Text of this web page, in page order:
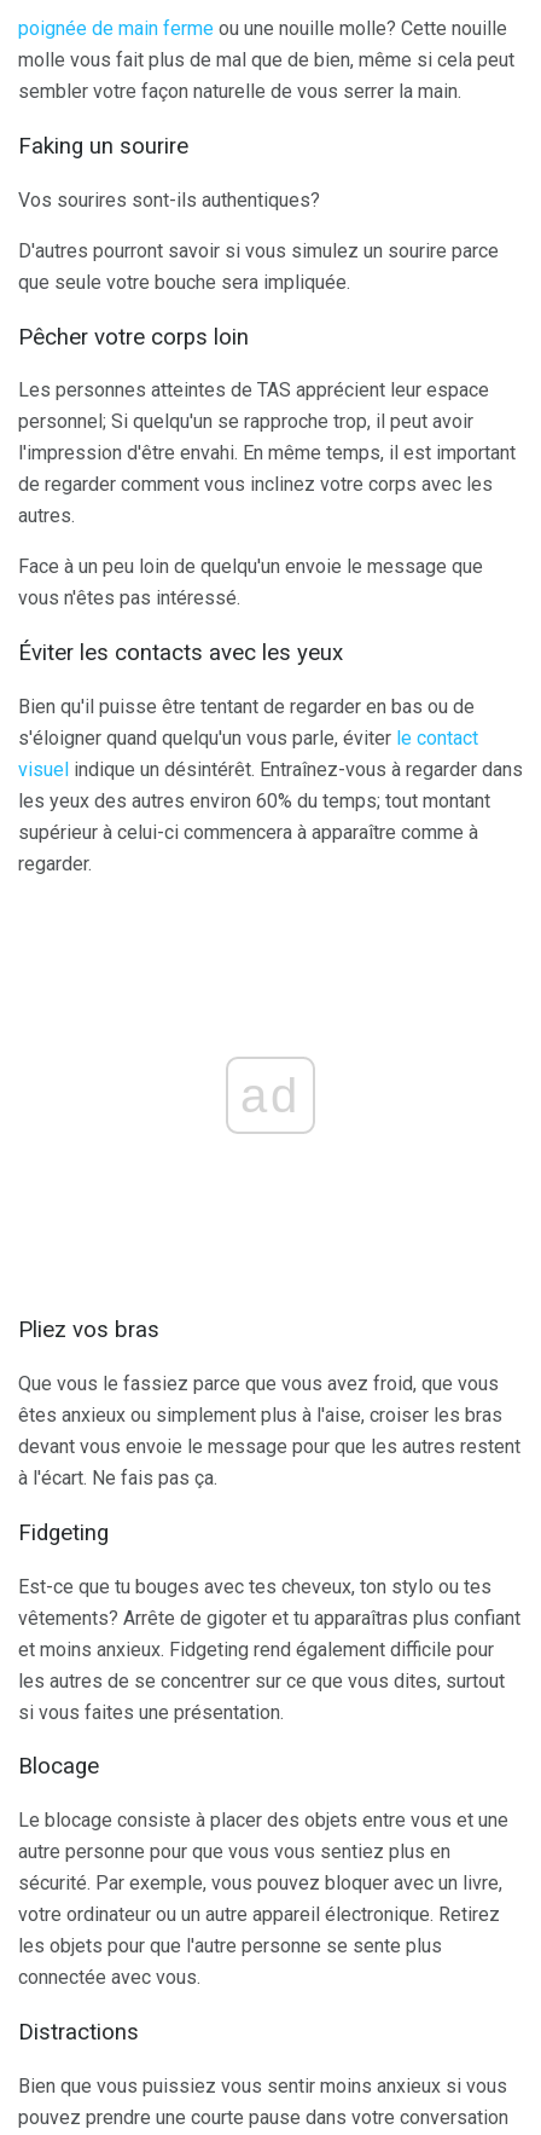
poignée de main ferme ou une nouille molle? Cette nouille
molle vous fait plus de mal que de bien, même si cela peut
sembler votre façon naturelle de vous serrer la main.
Faking un sourire
Vos sourires sont-ils authentiques?
D'autres pourront savoir si vous simulez un sourire parce
que seule votre bouche sera impliquée.
Pêcher votre corps loin
Les personnes atteintes de TAS apprécient leur espace
personnel; Si quelqu'un se rapproche trop, il peut avoir
l'impression d'être envahi. En même temps, il est important
de regarder comment vous inclinez votre corps avec les
autres.
Face à un peu loin de quelqu'un envoie le message que
vous n'êtes pas intéressé.
Éviter les contacts avec les yeux
Bien qu'il puisse être tentant de regarder en bas ou de
s'éloigner quand quelqu'un vous parle, éviter le contact
visuel indique un désintérêt. Entraînez-vous à regarder dans
les yeux des autres environ 60% du temps; tout montant
supérieur à celui-ci commencera à apparaître comme à
regarder.
ad
Pliez vos bras
Que vous le fassiez parce que vous avez froid, que vous
êtes anxieux ou simplement plus à l'aise, croiser les bras
devant vous envoie le message pour que les autres restent
à l'écart. Ne fais pas ça.
Fidgeting
Est-ce que tu bouges avec tes cheveux, ton stylo ou tes
vêtements? Arrête de gigoter et tu apparaîtras plus confiant
et moins anxieux. Fidgeting rend également difficile pour
les autres de se concentrer sur ce que vous dites, surtout
si vous faites une présentation.
Blocage
Le blocage consiste à placer des objets entre vous et une
autre personne pour que vous vous sentiez plus en
sécurité. Par exemple, vous pouvez bloquer avec un livre,
votre ordinateur ou un autre appareil électronique. Retirez
les objets pour que l'autre personne se sente plus
connectée avec vous.
Distractions
Bien que vous puissiez vous sentir moins anxieux si vous
pouvez prendre une courte pause dans votre conversation